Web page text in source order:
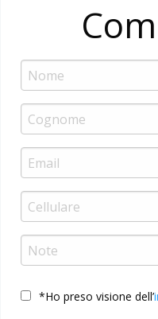
*Ho preso visione dell’